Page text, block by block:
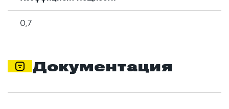
0,7
Документация